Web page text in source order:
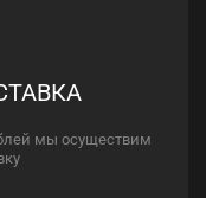
мы осуществим